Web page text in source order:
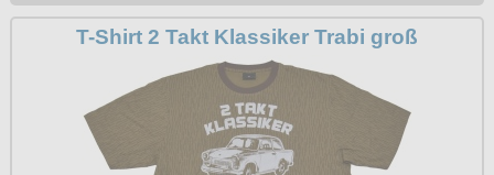
T-Shirt 2 Takt Klassiker Trabi groß